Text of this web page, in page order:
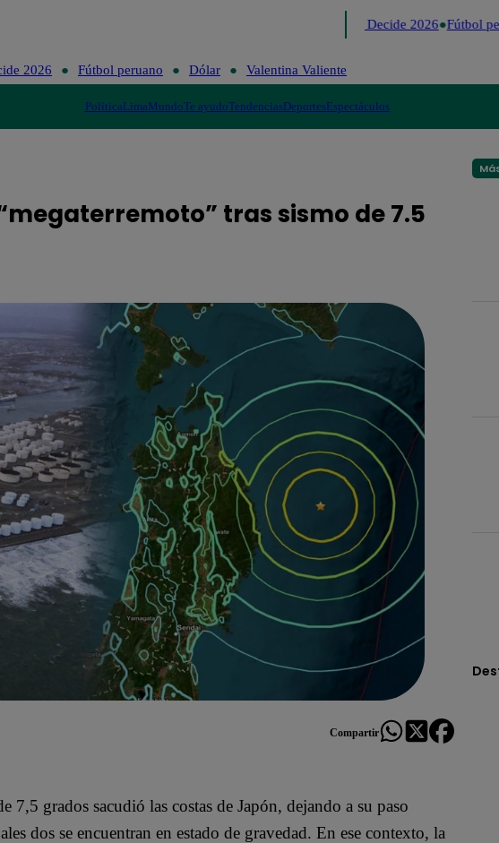
Perú Decide 2026 Fútbol
2026 Fútbol peruano Dólar Valentina Valiente
PolíticaLimaMundoTe ayudoTendenciasDeportesEspectáculos
tras sismo de 7.5
Compartir
grados sacudió las costas de Japón, dejando a su paso
dos se encuentran en estado de gravedad. En ese contexto, la